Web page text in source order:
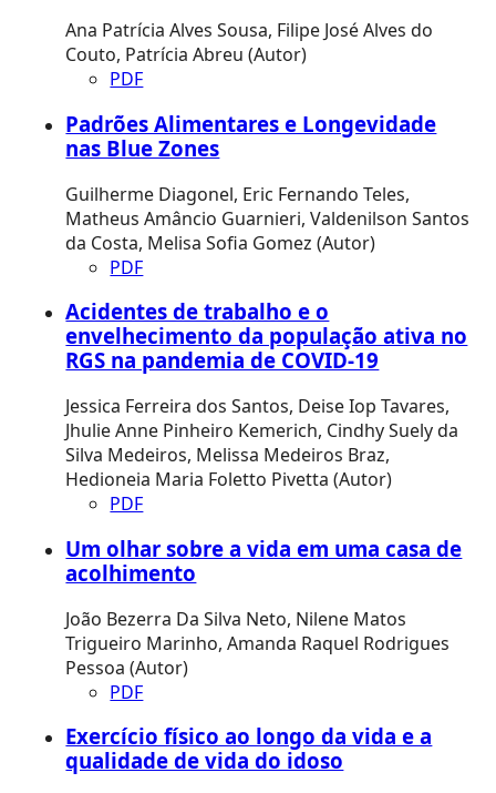
Ana Patrícia Alves Sousa, Filipe José Alves do
Couto, Patrícia Abreu (Autor)
PDF
Padrões Alimentares e Longevidade
nas Blue Zones
Guilherme Diagonel, Eric Fernando Teles,
Matheus Amâncio Guarnieri, Valdenilson Santos
da Costa, Melisa Sofia Gomez (Autor)
PDF
Acidentes de trabalho e o
envelhecimento da população ativa no
RGS na pandemia de COVID-19
Jessica Ferreira dos Santos, Deise Iop Tavares,
Jhulie Anne Pinheiro Kemerich, Cindhy Suely da
Silva Medeiros, Melissa Medeiros Braz,
Hedioneia Maria Foletto Pivetta (Autor)
PDF
Um olhar sobre a vida em uma casa de
acolhimento
João Bezerra Da Silva Neto, Nilene Matos
Trigueiro Marinho, Amanda Raquel Rodrigues
Pessoa (Autor)
PDF
Exercício físico ao longo da vida e a
qualidade de vida do idoso